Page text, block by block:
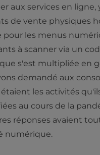
aux services en ligne,
de vente physiques
pour les menus
à scanner via un
s'est multipliée en
demandé aux
les activités
au cours de la
réponses avaient
numérique.